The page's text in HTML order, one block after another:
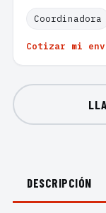
Coordinadora
Cotizar mi
DESCRIPCIÓN